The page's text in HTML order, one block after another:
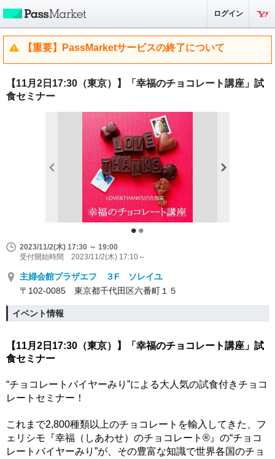
ログイン
【重要】PassMarketサービスの終了について
【11月2日17:30（東京）】「幸福のチョコレート講座」試
食セミナー
2023/11/2(木) 17:30 ～ 19:00
受付開始時間 2023/11/2(木) 17:10～
主婦会館プラザエフ ３F ソレイユ
〒102-0085 東京都千代田区六番町１５
イベント情報
【11月2日17:30（東京）】「幸福のチョコレート講座」試
食セミナー
“チョコレートバイヤーみり”による大人気の試食付きチョコ
レートセミナー！
これまで2,800種類以上のチョコレートを輸入してきた、フ
ェリシモ『幸福（しあわせ）のチョコレート®』の“チョコ
レートバイヤーみり”が、その豊富な知識で世界各国のチョ